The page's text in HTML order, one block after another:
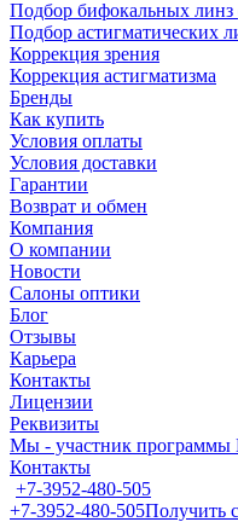
Подбор бифокальных линз
Подбор астигматических
Коррекция зрения
Коррекция астигматизма
Бренды
Как купить
Условия оплаты
Условия доставки
Гарантии
Возврат и обмен
Компания
О компании
Новости
Салоны оптики
Блог
Отзывы
Карьера
Контакты
Лицензии
Реквизиты
Мы - участник
Контакты
+7-3952-480-505
+7-3952-480-505Получить